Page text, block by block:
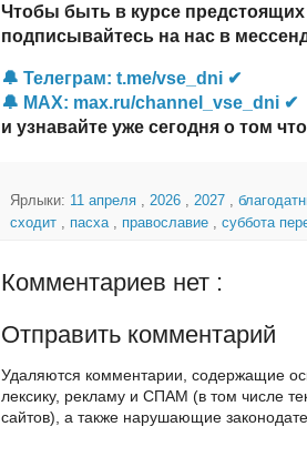
Чтобы быть в курсе
подписывайтесь на нас в
🔔 Телеграм: t.me/vse_dni ✔
🔔 MAX: max.ru/channel_vse_dni ✔
и узнавайте уже сегодня о том
Ярлыки: 11 апреля 2026 2027
сходит
пасха православие суббота
Комментариев нет :
Отправить комментарий
Удаляются комментарии, содержащие
лексику, рекламу и СПАМ (в том числе
сайтов), а также нарушающие